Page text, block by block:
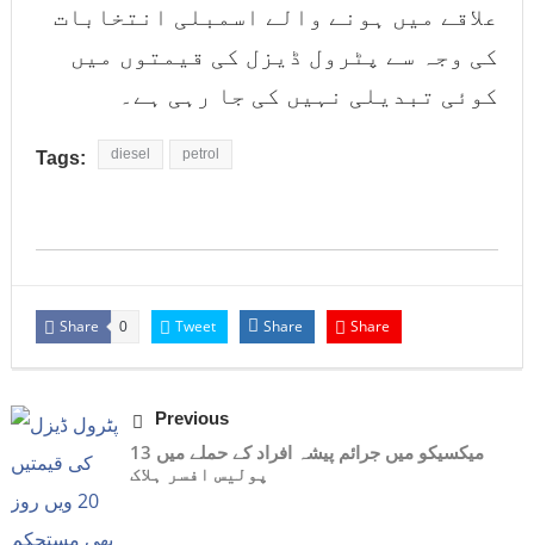
علاقے میں ہونے والے اسمبلی انتخابات
کی وجہ سے پٹرول ڈیزل کی قیمتوں میں
کوئی تبدیلی نہیں کی جا رہی ہے۔
Tags: diesel petrol
Share 0 Tweet Share Share
Previous
میکسیکو میں جرائم پیشہ افراد کے حملے میں 13
پولیس افسر ہلاک